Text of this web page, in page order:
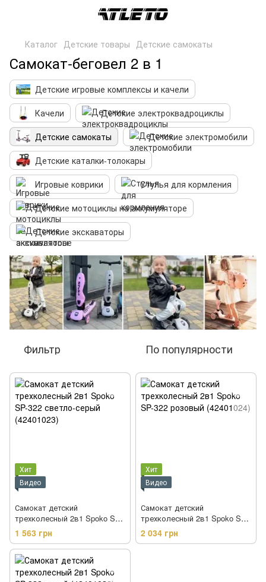
Каталог Детские товары Детские самокаты
Самокат-беговел 2 в 1
Детские игровые комплексы и качели
Качели
Детские электроквадроциклы
Детские самокаты
Детские электромобили
Детские каталки-толокары
Игровые коврики
Стулья для кормления
Детские мотоциклы на аккумуляторе
Детские экскаваторы
Фильтр По популярности
Хит
Видео
Самокат детский
трехколесный 2в1 Spoko SP-
322 светло-серый (42401023)
1 563 грн
Хит
Видео
Самокат детский
трехколесный 2в1 Spoko SP-
322 розовый (42401024)
2 034 грн